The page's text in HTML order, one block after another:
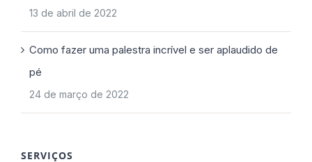
13 de abril de 2022
Como fazer uma palestra incrível e ser aplaudido de
pé
24 de março de 2022
SERVIÇOS